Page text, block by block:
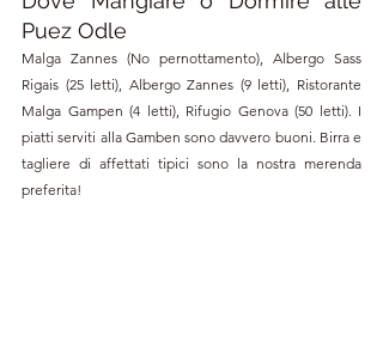
Puez Odle
Malga Zannes (No pernottamento), Albergo Sass
Rigais (25 letti), Albergo Zannes (9 letti), Ristorante
Malga Gampen (4 letti), Rifugio Genova (50 letti). I
piatti serviti alla Gamben sono davvero buoni. Birra e
tagliere di affettati tipici sono la nostra merenda
preferita!